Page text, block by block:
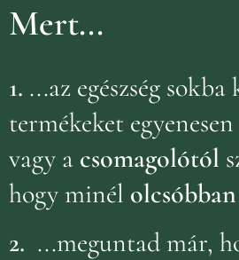
Mert...
1. ...az egészség
termékeket egyenesen
vagy a csomagolótól
hogy minél olcsóbban
2. ...meguntad már,